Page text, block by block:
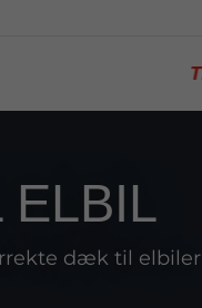
TID TIL
dæk til elbiler